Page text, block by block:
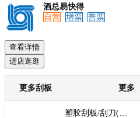
酒总易快得
自营
增票 普票
查看详情
进店逛逛
更多刮板 更多
塑胶刮板/刮刀(三